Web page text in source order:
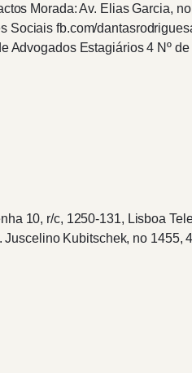
Morada: Av. Elias Garcia,
Sociais fb.com/
Advogados Estagiários 4 Nº
10, r/c, 1250-131, Lisboa
Juscelino Kubitschek, no